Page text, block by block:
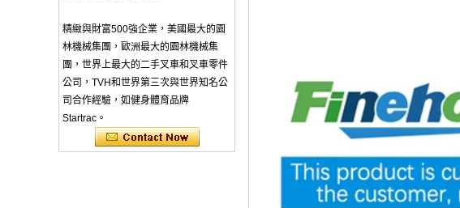
Changing Basket
Bamboo Pad Vegan
Leather Baby
Changing Mat Baby
Changing Pad - COPY
- b1s6qg
Carbon Fiber Steering
Wheel Racing Sport
精緻與財富500強企業，美國最大的園
林機械集團，歐洲最大的園林機械集
團，世界上最大的二手叉車和叉車零件
公司，TVH和世界第三次與世界知名公
司合作經驗，如健身體育品牌
Startrac。